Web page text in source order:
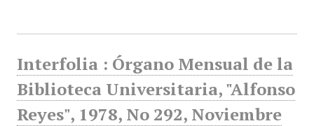
Interfolia : Órgano Mensual de la
Biblioteca Universitaria, "Alfonso
Reyes", 1978, No 292, Noviembre